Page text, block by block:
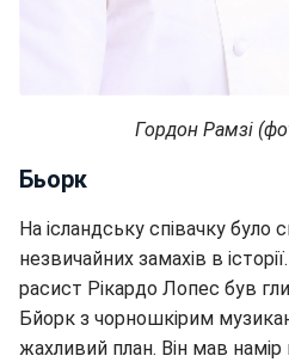
Гордон Рамзі
Бьорк
На ісландську співачку було
незвичайних замахів в
расист Рікардо Лопес був
Бйорк з чорношкірим
жахливий план. Він мав намір